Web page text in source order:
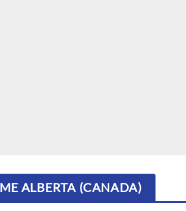
ALBERTA (CANADA)